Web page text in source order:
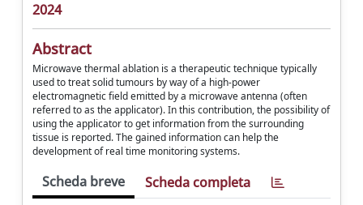
2024
Abstract
Microwave thermal ablation is a therapeutic technique typically
used to treat solid tumours by way of a high-power
electromagnetic field emitted by a microwave antenna (often
referred to as the applicator). In this contribution, the possibility of
using the applicator to get information from the surrounding
tissue is reported. The gained information can help the
development of real time monitoring systems.
Scheda breve Scheda completa